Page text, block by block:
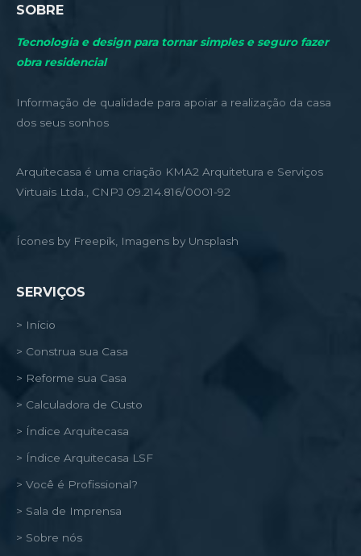
SOBRE
Tecnologia e design para tornar simples e seguro fazer
obra residencial
Informação de qualidade para apoiar a realização da casa
dos seus sonhos
Arquitecasa é uma criação KMA2 Arquitetura e Serviços
Virtuais Ltda., CNPJ 09.214.816/0001-92
Ícones by Freepik, Imagens by Unsplash
SERVIÇOS
> Início
> Construa sua Casa
> Reforme sua Casa
> Calculadora de Custo
> Índice Arquitecasa
> Índice Arquitecasa LSF
> Você é Profissional?
> Sala de Imprensa
> Sobre nós